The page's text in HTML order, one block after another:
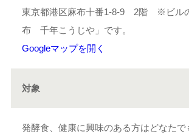
東京都港区麻布十番1-8-9 2階 ※ビル
布 千年こうじや」です。
Googleマップを開く
対象
発酵食、健康に興味のある方はどなたで